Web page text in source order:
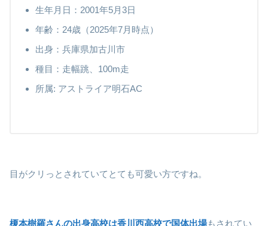
生年月日：2001年5月3日
年齢：24歳（2025年7月時点）
出身：兵庫県加古川市
種目：走幅跳、100m走
所属: アストライア明石AC
目がクリっとされていてとても可愛い方ですね。
榎本樹羅さんの出身高校は香川西高校で国体出場もされてい